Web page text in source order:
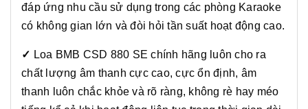
đáp ứng nhu cầu sử dụng trong các phòng Karaoke
có không gian lớn và đòi hỏi tần suất hoạt động cao.
✓ Loa BMB CSD 880 SE chính hãng luôn cho ra
chất lượng âm thanh cực cao, cực ổn định, âm
thanh luôn chắc khỏe và rõ ràng, không rè hay méo